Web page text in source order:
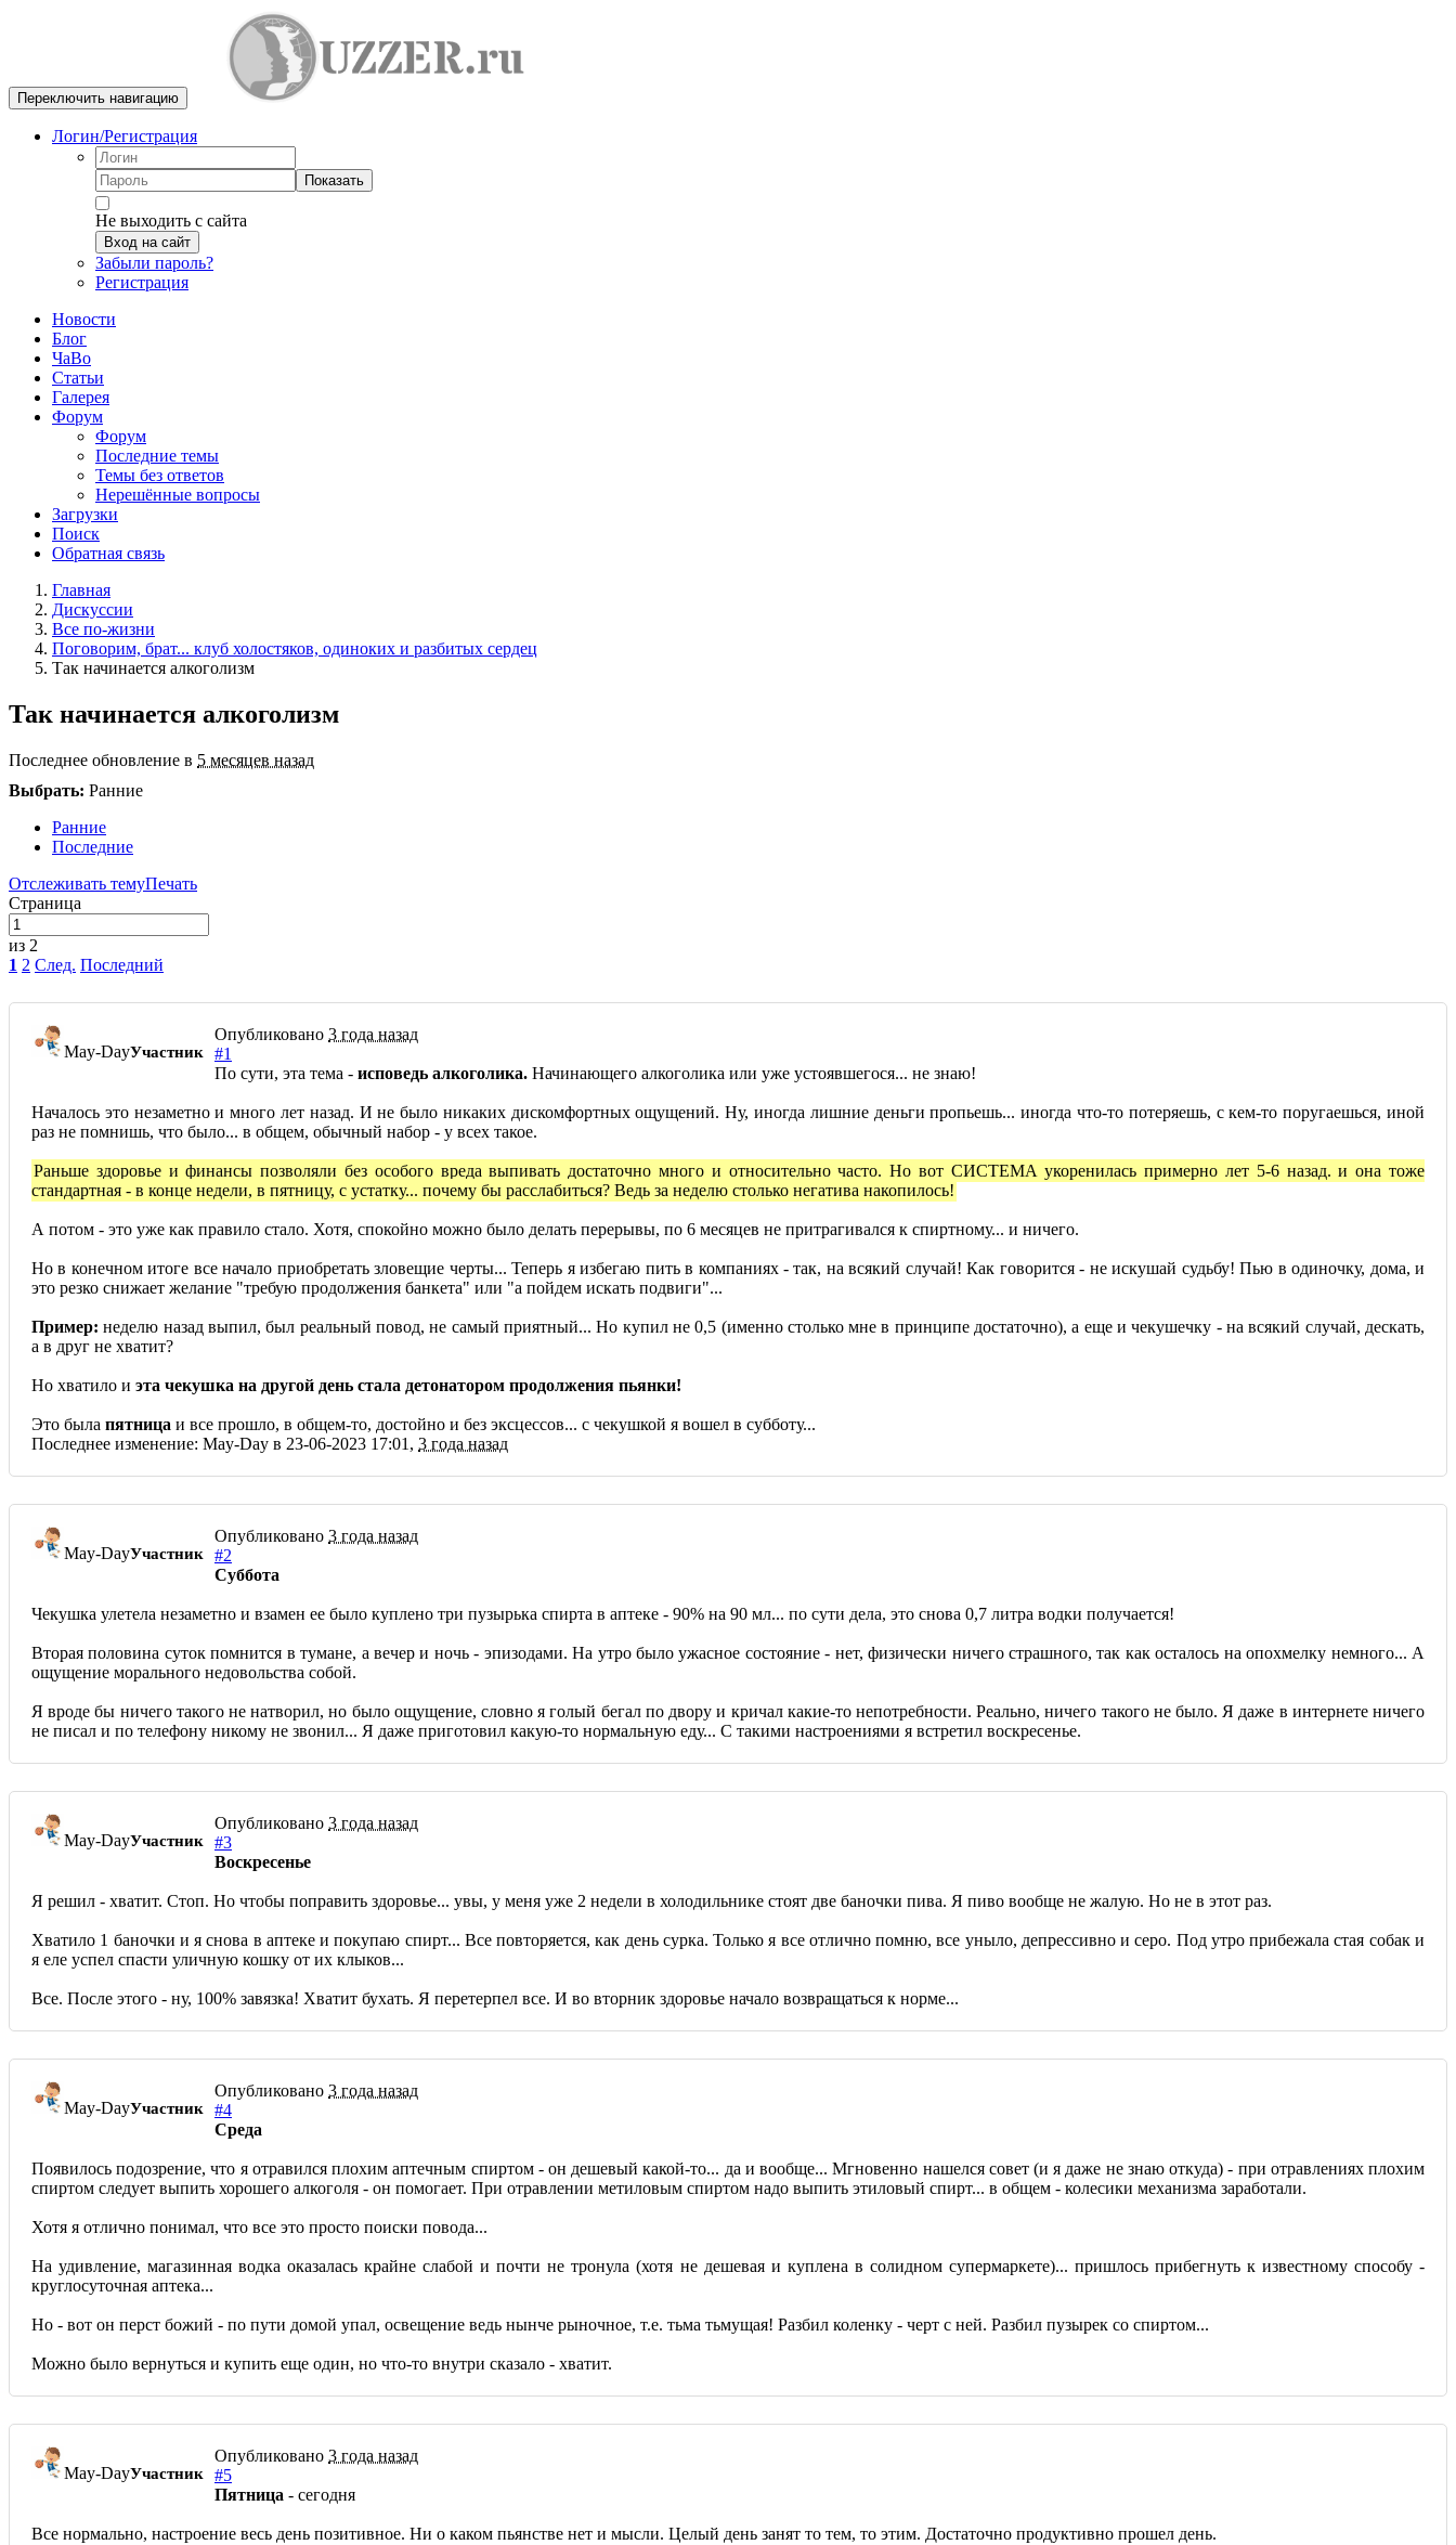
Переключить навигацию
Логин/Регистрация
Показать
Не выходить с сайта
Вход на сайт
Забыли пароль?
Регистрация
Новости
Блог
ЧаВо
Статьи
Галерея
Форум
Форум
Последние темы
Темы без ответов
Нерешённые вопросы
Загрузки
Поиск
Обратная связь
Главная
Дискуссии
Все по-жизни
Поговорим, брат... клуб холостяков, одиноких и разбитых сердец
Так начинается алкоголизм
Так начинается алкоголизм
Последнее обновление в 5 месяцев назад
Выбрать: Ранние
Ранние
Последние
Отслеживать темуПечать
Страница
из 2
1 2 След. Последний
May-DayУчастник
Опубликовано 3 года назад
#1
По сути, эта тема - исповедь алкоголика. Начинающего алкоголика или уже устоявшегося... не знаю!
Началось это незаметно и много лет назад. И не было никаких дискомфортных ощущений. Ну, иногда лишние деньги пропьешь... иногда что-то потеряешь, с кем-то поругаешься, иной
раз не помнишь, что было... в общем, обычный набор - у всех такое.
Раньше здоровье и финансы позволяли без особого вреда выпивать достаточно много и относительно часто. Но вот СИСТЕМА укоренилась примерно лет 5-6 назад. и она тоже
стандартная - в конце недели, в пятницу, с устатку... почему бы расслабиться? Ведь за неделю столько негатива накопилось!
А потом - это уже как правило стало. Хотя, спокойно можно было делать перерывы, по 6 месяцев не притрагивался к спиртному... и ничего.
Но в конечном итоге все начало приобретать зловещие черты... Теперь я избегаю пить в компаниях - так, на всякий случай! Как говорится - не искушай судьбу! Пью в одиночку, дома, и
это резко снижает желание "требую продолжения банкета" или "а пойдем искать подвиги"...
Пример:неделю назад выпил, был реальный повод, не самый приятный... Но купил не 0,5 (именно столько мне в принципе достаточно), а еще и чекушечку - на всякий случай, дескать,
а в друг не хватит?
Но хватило и эта чекушка на другой день стала детонатором продолжения пьянки!
Это была пятница и все прошло, в общем-то, достойно и без эксцессов... с чекушкой я вошел в субботу...
Последнее изменение: May-Day в 23-06-2023 17:01, 3 года назад
May-DayУчастник
Опубликовано 3 года назад
#2
Суббота
Чекушка улетела незаметно и взамен ее было куплено три пузырька спирта в аптеке - 90% на 90 мл... по сути дела, это снова 0,7 литра водки получается!
Вторая половина суток помнится в тумане, а вечер и ночь - эпизодами. На утро было ужасное состояние - нет, физически ничего страшного, так как осталось на опохмелку немного... А
ощущение морального недовольства собой.
Я вроде бы ничего такого не натворил, но было ощущение, словно я голый бегал по двору и кричал какие-то непотребности. Реально, ничего такого не было. Я даже в интернете ничего
не писал и по телефону никому не звонил... Я даже приготовил какую-то нормальную еду... С такими настроениями я встретил воскресенье.
May-DayУчастник
Опубликовано 3 года назад
#3
Воскресенье
Я решил - хватит. Стоп. Но чтобы поправить здоровье... увы, у меня уже 2 недели в холодильнике стоят две баночки пива. Я пиво вообще не жалую. Но не в этот раз.
Хватило 1 баночки и я снова в аптеке и покупаю спирт... Все повторяется, как день сурка. Только я все отлично помню, все уныло, депрессивно и серо. Под утро прибежала стая собак и
я еле успел спасти уличную кошку от их клыков...
Все. После этого - ну, 100% завязка! Хватит бухать. Я перетерпел все. И во вторник здоровье начало возвращаться к норме...
May-DayУчастник
Опубликовано 3 года назад
#4
Среда
Появилось подозрение, что я отравился плохим аптечным спиртом - он дешевый какой-то... да и вообще... Мгновенно нашелся совет (и я даже не знаю откуда) - при отравлениях плохим
спиртом следует выпить хорошего алкоголя - он помогает. При отравлении метиловым спиртом надо выпить этиловый спирт... в общем - колесики механизма заработали.
Хотя я отлично понимал, что все это просто поиски повода...
На удивление, магазинная водка оказалась крайне слабой и почти не тронула (хотя не дешевая и куплена в солидном супермаркете)... пришлось прибегнуть к известному способу -
круглосуточная аптека...
Но - вот он перст божий - по пути домой упал, освещение ведь нынче рыночное, т.е. тьма тьмущая! Разбил коленку - черт с ней. Разбил пузырек со спиртом...
Можно было вернуться и купить еще один, но что-то внутри сказало - хватит.
May-DayУчастник
Опубликовано 3 года назад
#5
Пятница - сегодня
Все нормально, настроение весь день позитивное. Ни о каком пьянстве нет и мысли. Целый день занят то тем, то этим. Достаточно продуктивно прошел день.